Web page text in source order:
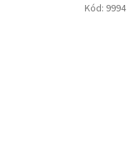
Kód: 9994